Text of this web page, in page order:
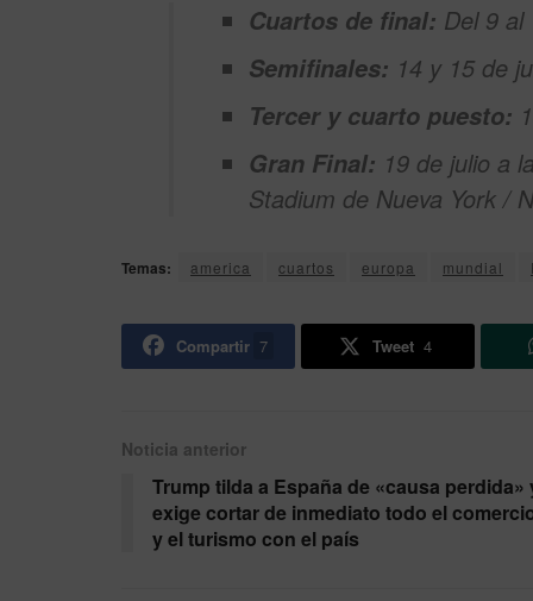
Cuartos de final: Del 9 al
Semifinales: 14 y 15 de
Tercer y cuarto puesto:
Gran Final: 19 de julio a
Stadium de Nueva York /
Temas: america cuartos europa mundial
Compartir 7 Tweet 4
Noticia anterior
Trump tilda a España de «causa perdida»
exige cortar de inmediato todo el
y el turismo con el país